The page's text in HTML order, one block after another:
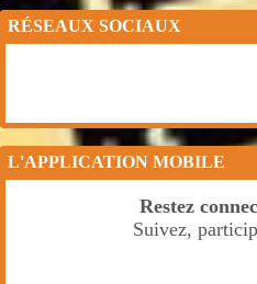
RÉSEAUX SOCIAUX
L'APPLICATION MOBILE
Restez
Suivez,